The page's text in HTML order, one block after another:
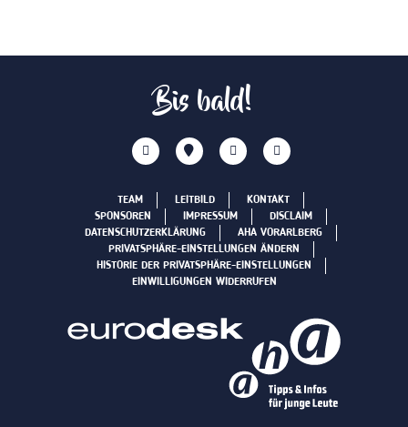
Bis bald!
TEAM LEITBILD
KONTAKT
SPONSOREN
IMPRESSUM
DISCLAIM
DATENSCHUTZERKLÄRUNG
AHA VORARLBERG
PRIVATSPHÄRE-EINSTELLUNGEN ÄNDERN
HISTORIE DER PRIVATSPHÄRE-EINSTELLUNGEN
EINWILLIGUNGEN WIDERRUFEN